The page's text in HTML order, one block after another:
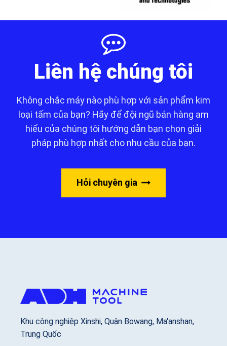
Liên hệ chúng tôi
Không chắc máy nào phù hợp với sản phẩm kim
loại tấm của bạn? Hãy để đội ngũ bán hàng am
hiểu của chúng tôi hướng dẫn bạn chọn giải
pháp phù hợp nhất cho nhu cầu của bạn.
Hỏi chuyên gia
Khu công nghiệp Xinshi, Quận Bowang, Ma'anshan,
Trung Quốc